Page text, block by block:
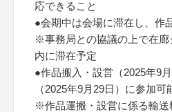
応できること
●会期中は会場に滞在し、作
※事務局との協議の上で在
内に滞在予定
●作品搬入・設営（2025年9
（2025年9月29日）に参加可
※作品運搬・設営に係る輸送